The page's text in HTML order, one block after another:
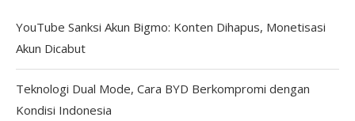
YouTube Sanksi Akun Bigmo: Konten Dihapus, Monetisasi
Akun Dicabut
Teknologi Dual Mode, Cara BYD Berkompromi dengan
Kondisi Indonesia